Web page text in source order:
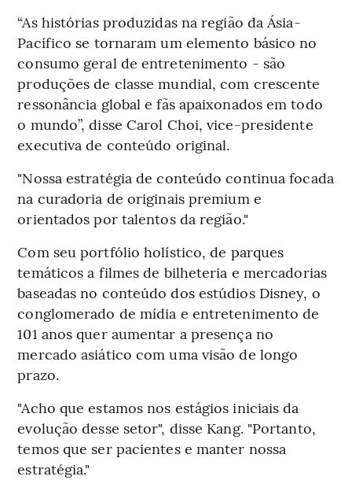
“As histórias produzidas na região da Ásia-
Pacífico se tornaram um elemento básico no
consumo geral de entretenimento - são
produções de classe mundial, com crescente
ressonância global e fãs apaixonados em todo
o mundo”, disse Carol Choi, vice-presidente
executiva de conteúdo original.
"Nossa estratégia de conteúdo continua focada
na curadoria de originais premium e
orientados por talentos da região."
Com seu portfólio holístico, de parques
temáticos a filmes de bilheteria e mercadorias
baseadas no conteúdo dos estúdios Disney, o
conglomerado de mídia e entretenimento de
101 anos quer aumentar a presença no
mercado asiático com uma visão de longo
prazo.
"Acho que estamos nos estágios iniciais da
evolução desse setor", disse Kang. "Portanto,
temos que ser pacientes e manter nossa
estratégia."